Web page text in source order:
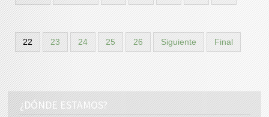
22 23 24 25 26 Siguiente Final
¿DÓNDE ESTAMOS?